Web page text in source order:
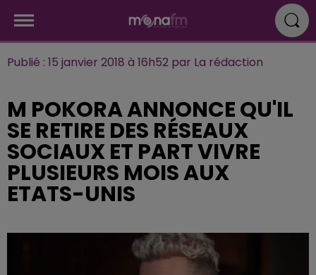
Publié : 15 janvier 2018 à 16h52 par La rédaction
M POKORA ANNONCE QU'IL
SE RETIRE DES RÉSEAUX
SOCIAUX ET PART VIVRE
PLUSIEURS MOIS AUX
ETATS-UNIS